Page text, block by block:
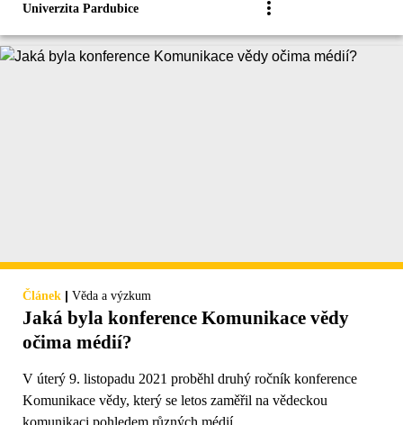
Univerzita Pardubice
Článek | Věda a výzkum
Jaká byla konference Komunikace vědy
očima médií?
V úterý 9. listopadu 2021 proběhl druhý ročník konference
Komunikace vědy, který se letos zaměřil na vědeckou
komunikaci pohledem různých médií.